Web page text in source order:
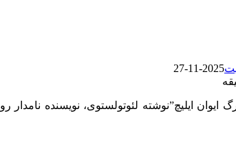
2025-11-27
ایوان ایلیچ”نوشته لئوتولستوی، نویسنده